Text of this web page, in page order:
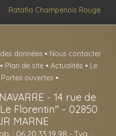
Ratafia Champenois Rouge
données • Nous contacter
• Plan de site • Actualités • Le
ouvertes •
- 14 rue de
Florentin" - 02850
MARNE
: 06 20 33 19 98 - Tva. :